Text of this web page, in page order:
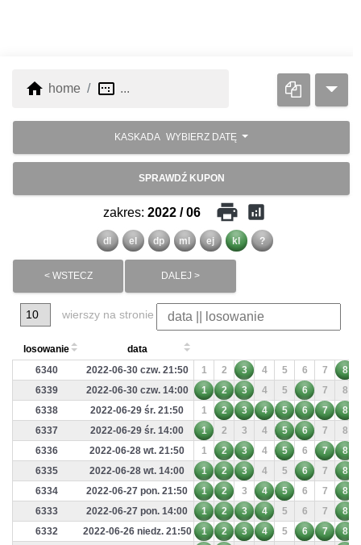
home home image_aspect_ratio ...
KASKADA WYBIERZ DATĘ
SPRAWDŹ KUPON
zakres: 2022 / 06 print analytics
dl el dp ml ej kl ?
< WSTECZ DALEJ >
wierszy na stronie
losowanie
data
6340
2022-06-30 czw. 21:50 1 2 3 4 5 6 7
8
6339
2022-06-30 czw. 14:00 1 2 3 4 5 6 7
8
6338
2022-06-29 śr. 21:50 1 2 3 4 5 6 7
8
6337
2022-06-29 śr. 14:00 1 2 3 4 5 6 7
8
6336
2022-06-28 wt. 21:50 1 2 3 4 5 6 7
8
6335
2022-06-28 wt. 14:00 1 2 3 4 5 6 7
8
6334
2022-06-27 pon. 21:50 1 2 3 4 5 6 7
8
6333
2022-06-27 pon. 14:00 1 2 3 4 5 6 7
8
6332
2022-06-26 niedz. 21:50 1 2 3 4 5 6 7
8